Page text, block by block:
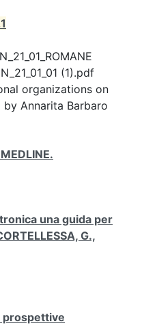
(1).pdf
organizations on
Annarita Barbaro
una guida per
G.,
prospettive